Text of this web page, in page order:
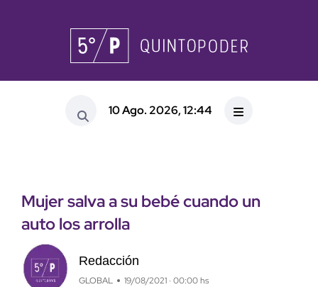
10 Ago. 2026, 12:44
Mujer salva a su bebé cuando un
auto los arrolla
Redacción
GLOBAL 19/08/2021 · 00:00 hs